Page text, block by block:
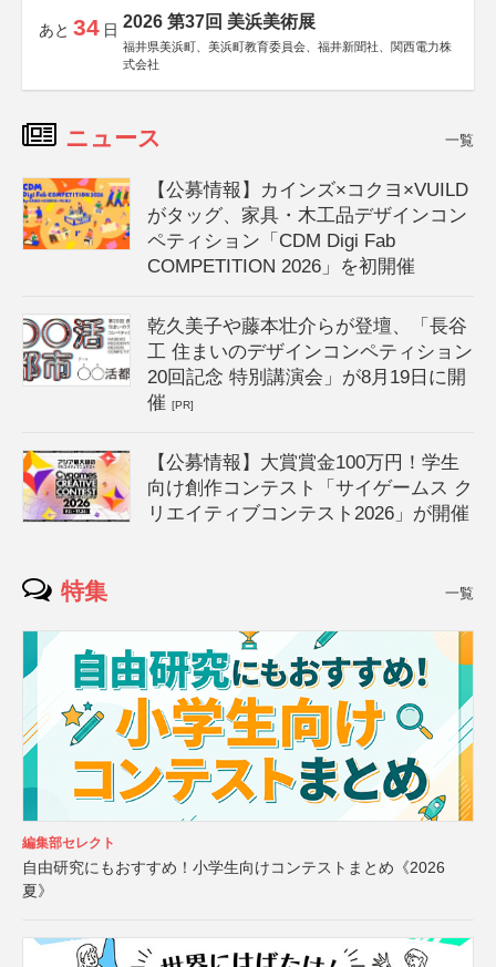
あと 34 日 2026 第37回 美浜美術展
福井県美浜町、美浜町教育委員会、福井新聞社、関西電力株
式会社
ニュース 一覧
【公募情報】カインズ×コクヨ×VUILD
がタッグ、家具・木工品デザインコン
ペティション「CDM Digi Fab
COMPETITION 2026」を初開催
乾久美子や藤本壮介らが登壇、「長谷
工 住まいのデザインコンペティション
20回記念 特別講演会」が8月19日に開
催[PR]
【公募情報】大賞賞金100万円！学生
向け創作コンテスト「サイゲームス ク
リエイティブコンテスト2026」が開催
特集 一覧
編集部セレクト
自由研究にもおすすめ！小学生向けコンテストまとめ《2026
夏》